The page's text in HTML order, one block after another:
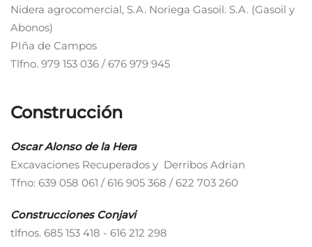
Nidera agrocomercial, S.A. Noriega Gasoil. S.A. (Gasoil y
Abonos)
PIña de Campos
Tlfno. 979 153 036 / 676 979 945
Construcción
Oscar Alonso de la Hera
Excavaciones Recuperados y Derribos Adrian
Tfno: 639 058 061 / 616 905 368 / 622 703 260
Construcciones Conjavi
tlfnos. 685 153 418 - 616 212 298